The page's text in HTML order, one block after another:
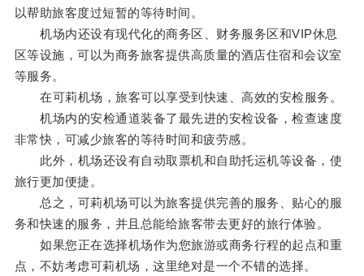
以帮助旅客度过短暂的等待时间。
机场内还设有现代化的商务区、财务服务区和VIP休息
区等设施，可以为商务旅客提供高质量的酒店住宿和会议室
等服务。
在可莉机场，旅客可以享受到快速、高效的安检服务。
机场内的安检通道装备了最先进的安检设备，检查速度
非常快，可减少旅客的等待时间和疲劳感。
此外，机场还设有自动取票机和自助托运机等设备，使
旅行更加便捷。
总之，可莉机场可以为旅客提供完善的服务、贴心的服
务和快速的服务，并且总能给旅客带去更好的旅行体验。
如果您正在选择机场作为您旅游或商务行程的起点和重
点，不妨考虑可莉机场，这里绝对是一个不错的选择。